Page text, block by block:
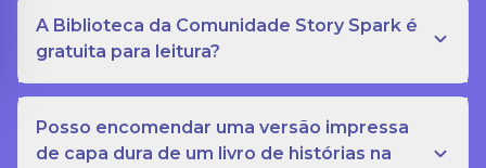
A Biblioteca da Comunidade Story Spark é
gratuita para leitura?
Posso encomendar uma versão impressa
de capa dura de um livro de histórias na